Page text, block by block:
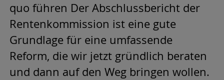
quo führen Der Abschlussbericht der
Rentenkommission ist eine gute
Grundlage für eine umfassende
Reform, die wir jetzt gründlich beraten
und dann auf den Weg bringen wollen.